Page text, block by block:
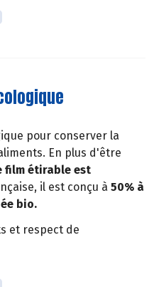
pour conserver la
En plus d'être
film étirable est
il est conçu à 50% à
bio.
et respect de